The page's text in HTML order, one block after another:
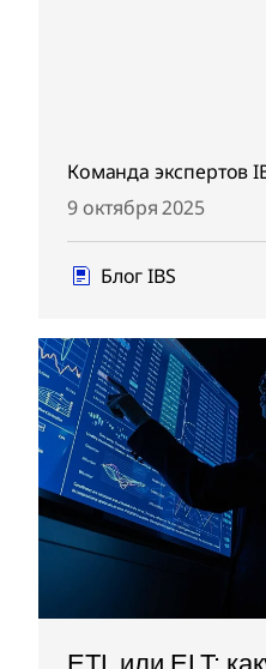
Команда экспертов
9 октября 2025
Блог IBS